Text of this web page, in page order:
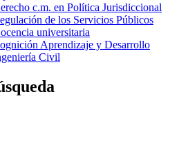
c.m. en Política Jurisdiccional
de los Servicios Públicos
universitaria
Aprendizaje y Desarrollo
Civil